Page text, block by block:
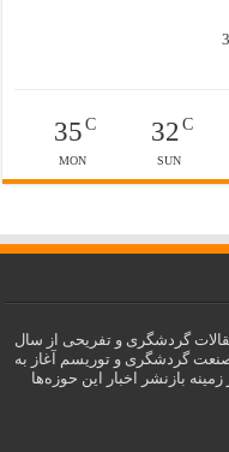
32C
SUN
35C
MON
گردشگری و تفریحی از سال
صنعت گردشگری و توریسم آغاز به
بازنشر اخبار این حوزه‌ها